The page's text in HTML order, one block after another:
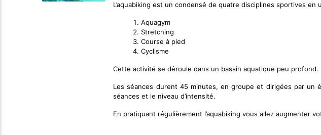
L’aquabiking est un condensé de quatre disciplines sportives en
Aquagym
Stretching
Course à pied
Cyclisme
Cette activité se déroule dans un bassin aquatique peu
Les séances durent 45 minutes, en groupe et dirigées par un
séances et le niveau d’intensité.
En pratiquant régulièrement l’aquabiking vous allez augmenter